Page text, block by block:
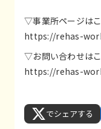
▽事業所ページは
https://rehas-
▽お問い合わせは
https://rehas-
でシェアする